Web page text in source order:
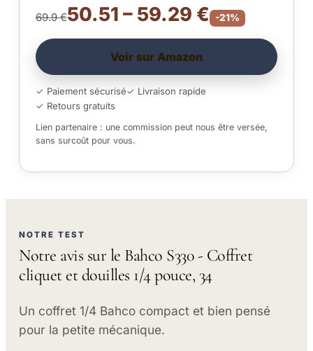
69.9 €50.51 – 59.29 € -21%
Voir sur Amazon
✓ Paiement sécurisé✓ Livraison rapide
✓ Retours gratuits
Lien partenaire : une commission peut nous être versée,
sans surcoût pour vous.
NOTRE TEST
Notre avis sur le Bahco S330 - Coffret
cliquet et douilles 1/4 pouce, 34
Un coffret 1/4 Bahco compact et bien pensé
pour la petite mécanique.